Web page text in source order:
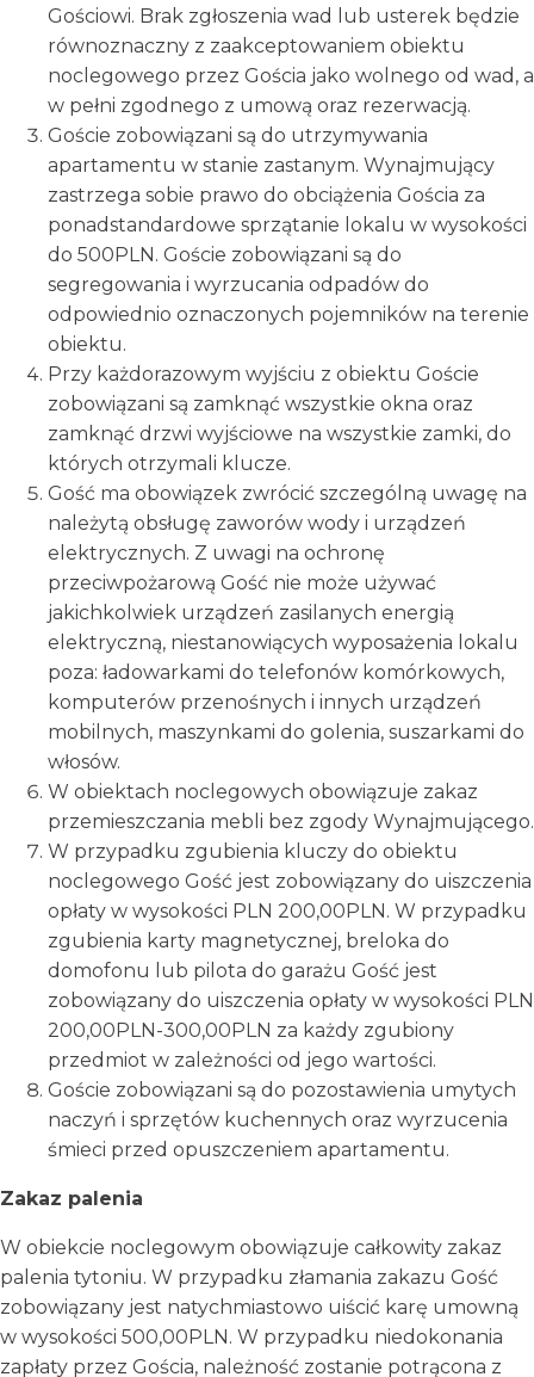
Gościowi. Brak zgłoszenia wad lub usterek będzie
równoznaczny z zaakceptowaniem obiektu
noclegowego przez Gościa jako wolnego od wad, a
w pełni zgodnego z umową oraz rezerwacją.
Goście zobowiązani są do utrzymywania
apartamentu w stanie zastanym. Wynajmujący
zastrzega sobie prawo do obciążenia Gościa za
ponadstandardowe sprzątanie lokalu w wysokości
do 500PLN. Goście zobowiązani są do
segregowania i wyrzucania odpadów do
odpowiednio oznaczonych pojemników na terenie
obiektu.
Przy każdorazowym wyjściu z obiektu Goście
zobowiązani są zamknąć wszystkie okna oraz
zamknąć drzwi wyjściowe na wszystkie zamki, do
których otrzymali klucze.
Gość ma obowiązek zwrócić szczególną uwagę na
należytą obsługę zaworów wody i urządzeń
elektrycznych. Z uwagi na ochronę
przeciwpożarową Gość nie może używać
jakichkolwiek urządzeń zasilanych energią
elektryczną, niestanowiących wyposażenia lokalu
poza: ładowarkami do telefonów komórkowych,
komputerów przenośnych i innych urządzeń
mobilnych, maszynkami do golenia, suszarkami do
włosów.
W obiektach noclegowych obowiązuje zakaz
przemieszczania mebli bez zgody Wynajmującego.
W przypadku zgubienia kluczy do obiektu
noclegowego Gość jest zobowiązany do uiszczenia
opłaty w wysokości PLN 200,00PLN. W przypadku
zgubienia karty magnetycznej, breloka do
domofonu lub pilota do garażu Gość jest
zobowiązany do uiszczenia opłaty w wysokości PLN
200,00PLN-300,00PLN za każdy zgubiony
przedmiot w zależności od jego wartości.
Goście zobowiązani są do pozostawienia umytych
naczyń i sprzętów kuchennych oraz wyrzucenia
śmieci przed opuszczeniem apartamentu.
Zakaz palenia
W obiekcie noclegowym obowiązuje całkowity zakaz
palenia tytoniu. W przypadku złamania zakazu Gość
zobowiązany jest natychmiastowo uiścić karę umowną
w wysokości 500,00PLN. W przypadku niedokonania
zapłaty przez Gościa, należność zostanie potrącona z